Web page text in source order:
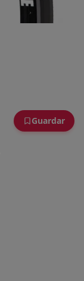
Guardar